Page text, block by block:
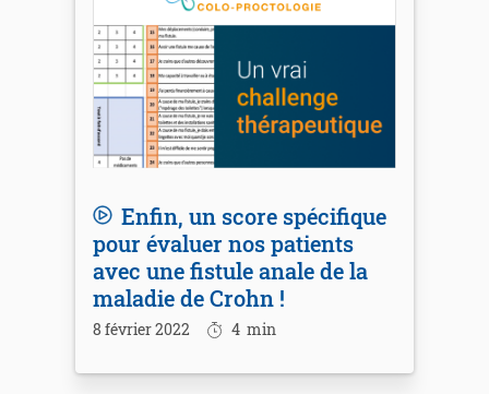
Enfin, un score spécifique
pour évaluer nos patients
avec une fistule anale de la
maladie de Crohn !
8 février 2022 4 min